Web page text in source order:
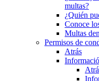
multas?
¿Quién
Conoce
Multas
Permisos de
Atrás